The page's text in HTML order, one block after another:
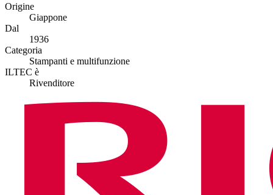
Origine
Giappone
Dal
1936
Categoria
Stampanti e multifunzione
ILTEC è
Rivenditore